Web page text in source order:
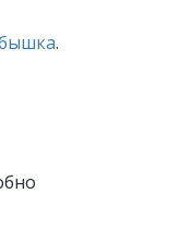
.